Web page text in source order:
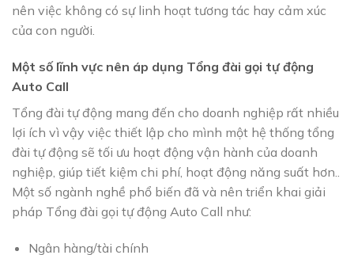
nên việc không có sự linh hoạt tương tác hay cảm xúc
của con người.
Một số lĩnh vực nên áp dụng Tổng đài gọi tự động
Auto Call
Tổng đài tự động mang đến cho doanh nghiệp rất nhiều
lợi ích vì vậy việc thiết lập cho mình một hệ thống tổng
đài tự động sẽ tối ưu hoạt động vận hành của doanh
nghiệp, giúp tiết kiệm chi phí, hoạt động năng suất hơn..
Một số ngành nghề phổ biến đã và nên triển khai giải
pháp Tổng đài gọi tự động Auto Call như:
Ngân hàng/tài chính